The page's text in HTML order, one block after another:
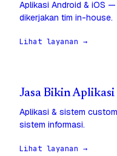
Aplikasi Android & iOS
dikerjakan tim in-house.
Lihat layanan →
Jasa Bikin
Aplikasi & sistem
sistem informasi.
Lihat layanan →